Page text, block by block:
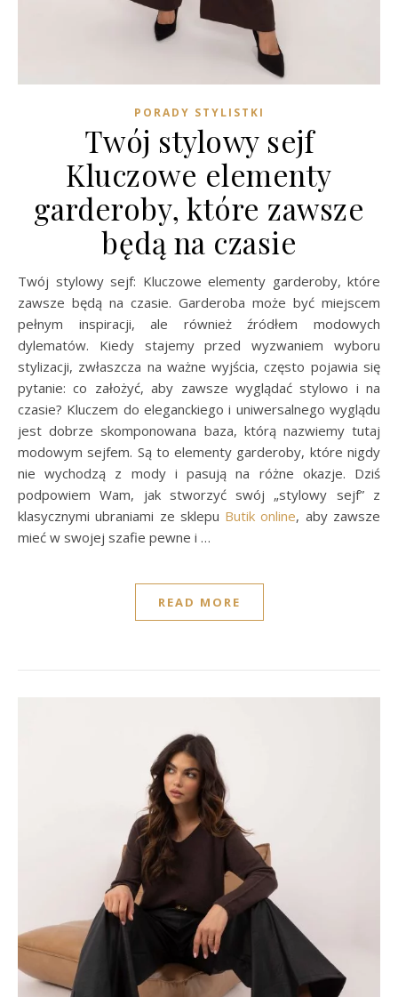
PORADY STYLISTKI
Twój stylowy sejf
Kluczowe elementy
garderoby, które zawsze
będą na czasie
Twój stylowy sejf: Kluczowe elementy garderoby, które
zawsze będą na czasie. Garderoba może być miejscem
pełnym inspiracji, ale również źródłem modowych
dylematów. Kiedy stajemy przed wyzwaniem wyboru
stylizacji, zwłaszcza na ważne wyjścia, często pojawia się
pytanie: co założyć, aby zawsze wyglądać stylowo i na
czasie? Kluczem do eleganckiego i uniwersalnego wyglądu
jest dobrze skomponowana baza, którą nazwiemy tutaj
modowym sejfem. Są to elementy garderoby, które nigdy
nie wychodzą z mody i pasują na różne okazje. Dziś
podpowiem Wam, jak stworzyć swój „stylowy sejf” z
klasycznymi ubraniami ze sklepu Butik online, aby zawsze
mieć w swojej szafie pewne i …
READ MORE